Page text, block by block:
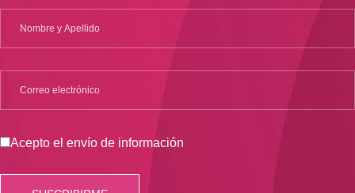
Acepto el envío de información